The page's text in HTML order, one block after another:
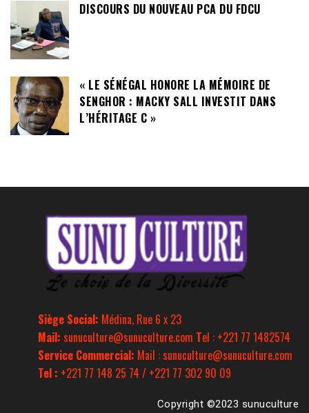
DISCOURS DU NOUVEAU PCA DU FDCU
« LE SÉNÉGAL HONORE LA MÉMOIRE DE
SENGHOR : MACKY SALL INVESTIT DANS
L’HÉRITAGE C »
Siège Social: Médina, Rue 6 x 23
Mail: sunuculture@sunuculture.com Tel : +221 77 1482574
Service Commercial: Mail : sunuculture@sunuculture.com
Tel : +221 77 148 25 74 / +221 77 302 90 09
Copyright ©2023 sunuculture